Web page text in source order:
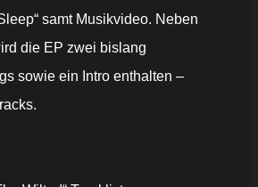
samt Musikvideo. Neben
die EP zwei bislang
sowie ein Intro enthalten –